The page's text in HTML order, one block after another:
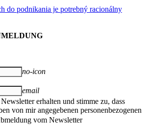
do podnikania je potrebný racionálny
no-icon
email
erhalten und stimme zu, dass
von mir angegebenen personenbezogenen
vom Newsletter